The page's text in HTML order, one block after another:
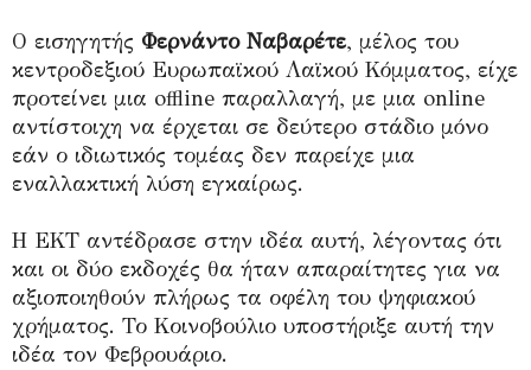
Ο εισηγητής Φερνάντο Ναβαρέτε, μέλος του
κεντροδεξιού Ευρωπαϊκού Λαϊκού Κόμματος, είχε
προτείνει μια offline παραλλαγή, με μια online
αντίστοιχη να έρχεται σε δεύτερο στάδιο μόνο
εάν ο ιδιωτικός τομέας δεν παρείχε μια
εναλλακτική λύση εγκαίρως.
Η ΕΚΤ αντέδρασε στην ιδέα αυτή, λέγοντας ότι
και οι δύο εκδοχές θα ήταν απαραίτητες για να
αξιοποιηθούν πλήρως τα οφέλη του ψηφιακού
χρήματος. Το Κοινοβούλιο υποστήριξε αυτή την
ιδέα τον Φεβρουάριο.